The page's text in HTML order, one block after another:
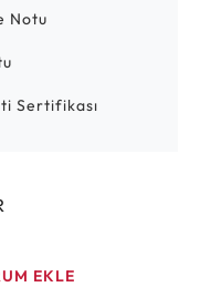
Notu
Sertifikası
EKLE